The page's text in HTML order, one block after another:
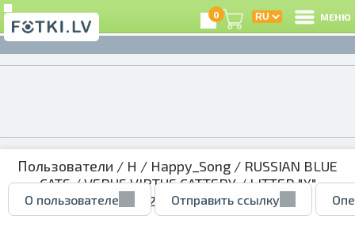
0 МЕНЮ
Пользователи / H / Happy_Song / RUSSIAN BLUE
CATS/VERUS VIRTUS CATTERY/LITTER "X"
04.07.2022
/ 51943353.jpg
О пользователе Отправить ссылку